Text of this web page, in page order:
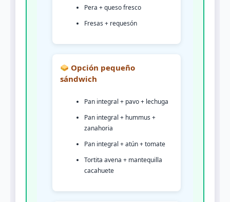
Pera + queso fresco
Fresas + requesón
Opción pequeño
sándwich
Pan integral + pavo + lechuga
Pan integral + hummus +
zanahoria
Pan integral + atún + tomate
Tortita avena + mantequilla
cacahuete